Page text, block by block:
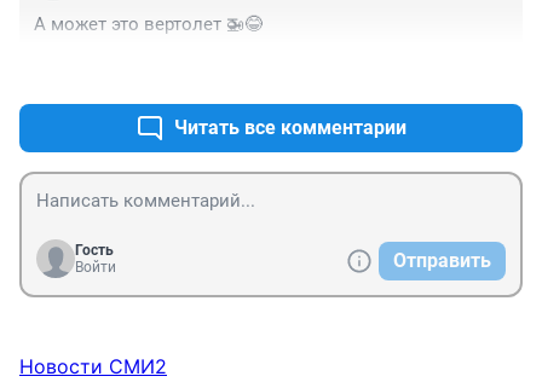
А может это вертолет 🚁😂
Читать все комментарии
Гость
Войти
Отправить
Новости СМИ2